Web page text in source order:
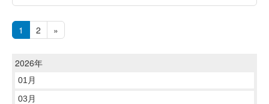
1 2 »
2026年
01月
03月